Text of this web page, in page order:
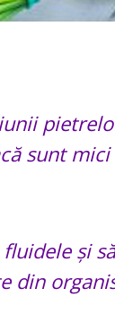
sunt mici
și
din